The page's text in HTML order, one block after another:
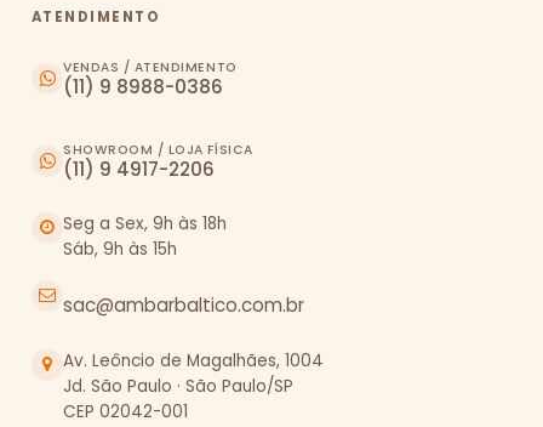
ATENDIMENTO
VENDAS / ATENDIMENTO
(11) 9 8988-0386
SHOWROOM / LOJA FÍSICA
(11) 9 4917-2206
Seg a Sex, 9h às 18h
Sáb, 9h às 15h
sac@ambarbaltico.com.br
Av. Leôncio de Magalhães, 1004
Jd. São Paulo · São Paulo/SP
CEP 02042-001